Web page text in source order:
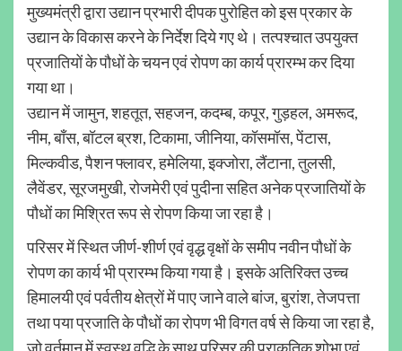
मुख्यमंत्री द्वारा उद्यान प्रभारी दीपक पुरोहित को इस प्रकार के
उद्यान के विकास करने के निर्देश दिये गए थे। तत्पश्चात उपयुक्त
प्रजातियों के पौधों के चयन एवं रोपण का कार्य प्रारम्भ कर दिया
गया था।
उद्यान में जामुन, शहतूत, सहजन, कदम्ब, कपूर, गुड़हल, अमरूद,
नीम, बाँस, बॉटल ब्रश, टिकामा, जीनिया, कॉसमॉस, पेंटास,
मिल्कवीड, पैशन फ्लावर, हमेलिया, इक्जोरा, लैंटाना, तुलसी,
लैवेंडर, सूरजमुखी, रोजमेरी एवं पुदीना सहित अनेक प्रजातियों के
पौधों का मिश्रित रूप से रोपण किया जा रहा है।
परिसर में स्थित जीर्ण-शीर्ण एवं वृद्ध वृक्षों के समीप नवीन पौधों के
रोपण का कार्य भी प्रारम्भ किया गया है। इसके अतिरिक्त उच्च
हिमालयी एवं पर्वतीय क्षेत्रों में पाए जाने वाले बांज, बुरांश, तेजपत्ता
तथा पया प्रजाति के पौधों का रोपण भी विगत वर्ष से किया जा रहा है,
जो वर्तमान में स्वस्थ वृद्धि के साथ परिसर की प्राकृतिक शोभा एवं